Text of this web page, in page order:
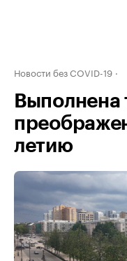
Новости без COVID-19
Выполнена
летию